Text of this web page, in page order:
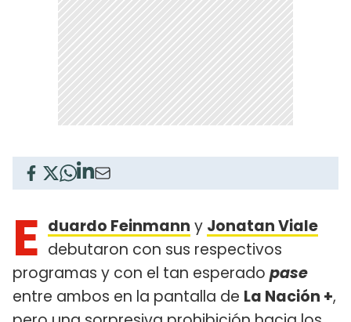
E duardo Feinmann y Jonatan Viale
debutaron con sus respectivos
programas y con el tan esperado pase
entre ambos en la pantalla de La Nación +,